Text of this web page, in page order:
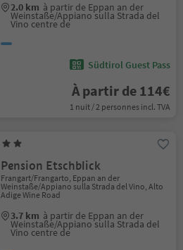
2.0 km à partir de Eppan an der
Weinstaße/Appiano sulla Strada del
Vino centre de
Südtirol Guest Pass
À partir de 114€
1 nuit / 2 personnes incl. TVA
Pension Etschblick
Frangart/Frangarto, Eppan an der
Weinstaße/Appiano sulla Strada del Vino, Alto
Adige Wine Road
3.7 km à partir de Eppan an der
Weinstaße/Appiano sulla Strada del
Vino centre de